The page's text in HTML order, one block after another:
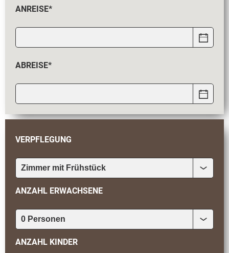
ANREISE*
ABREISE*
VERPFLEGUNG
ANZAHL ERWACHSENE
ANZAHL KINDER